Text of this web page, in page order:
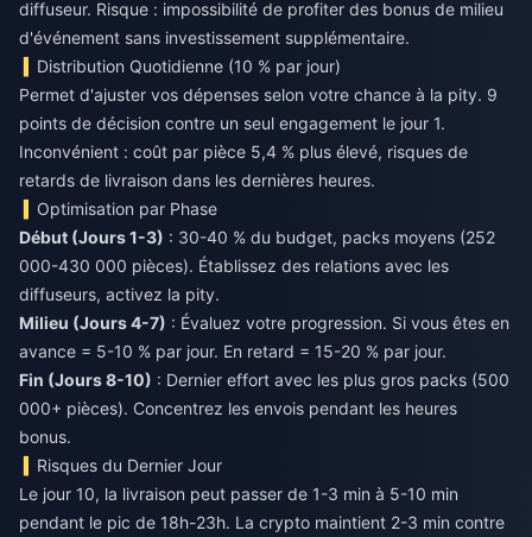
diffuseur. Risque : impossibilité de profiter des bonus de milieu
d'événement sans investissement supplémentaire.
Distribution Quotidienne (10 % par jour)
Permet d'ajuster vos dépenses selon votre chance à la pity. 9
points de décision contre un seul engagement le jour 1.
Inconvénient : coût par pièce 5,4 % plus élevé, risques de
retards de livraison dans les dernières heures.
Optimisation par Phase
Début (Jours 1-3) : 30-40 % du budget, packs moyens (252
000-430 000 pièces). Établissez des relations avec les
diffuseurs, activez la pity.
Milieu (Jours 4-7) : Évaluez votre progression. Si vous êtes en
avance = 5-10 % par jour. En retard = 15-20 % par jour.
Fin (Jours 8-10) : Dernier effort avec les plus gros packs (500
000+ pièces). Concentrez les envois pendant les heures
bonus.
Risques du Dernier Jour
Le jour 10, la livraison peut passer de 1-3 min à 5-10 min
pendant le pic de 18h-23h. La crypto maintient 2-3 min contre